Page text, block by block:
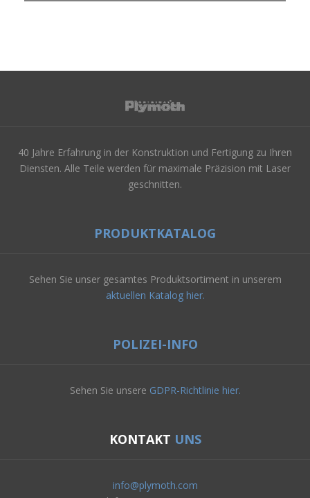
40 Jahre Erfahrung in der Konstruktion und Fertigung zu Ihren
Diensten. Alle Teile werden für maximale Präzision mit Laser
geschnitten.
PRODUKTKATALOG
Sehen Sie unser gesamtes Produktsortiment in unserem
aktuellen Katalog hier.
POLIZEI-INFO
Sehen Sie unsere GDPR-Richtlinie hier.
KONTAKT UNS
info@plymoth.com